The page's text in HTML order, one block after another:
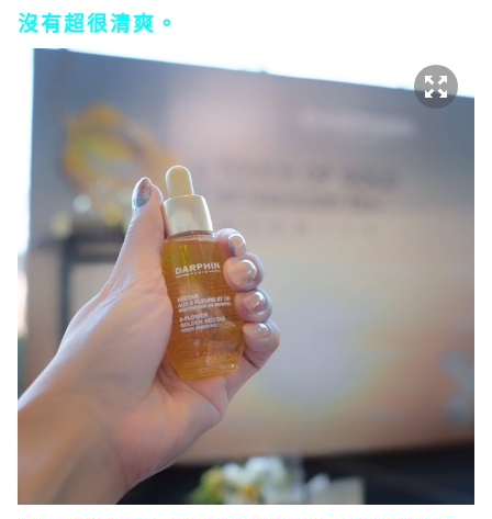
沒有超很清爽。